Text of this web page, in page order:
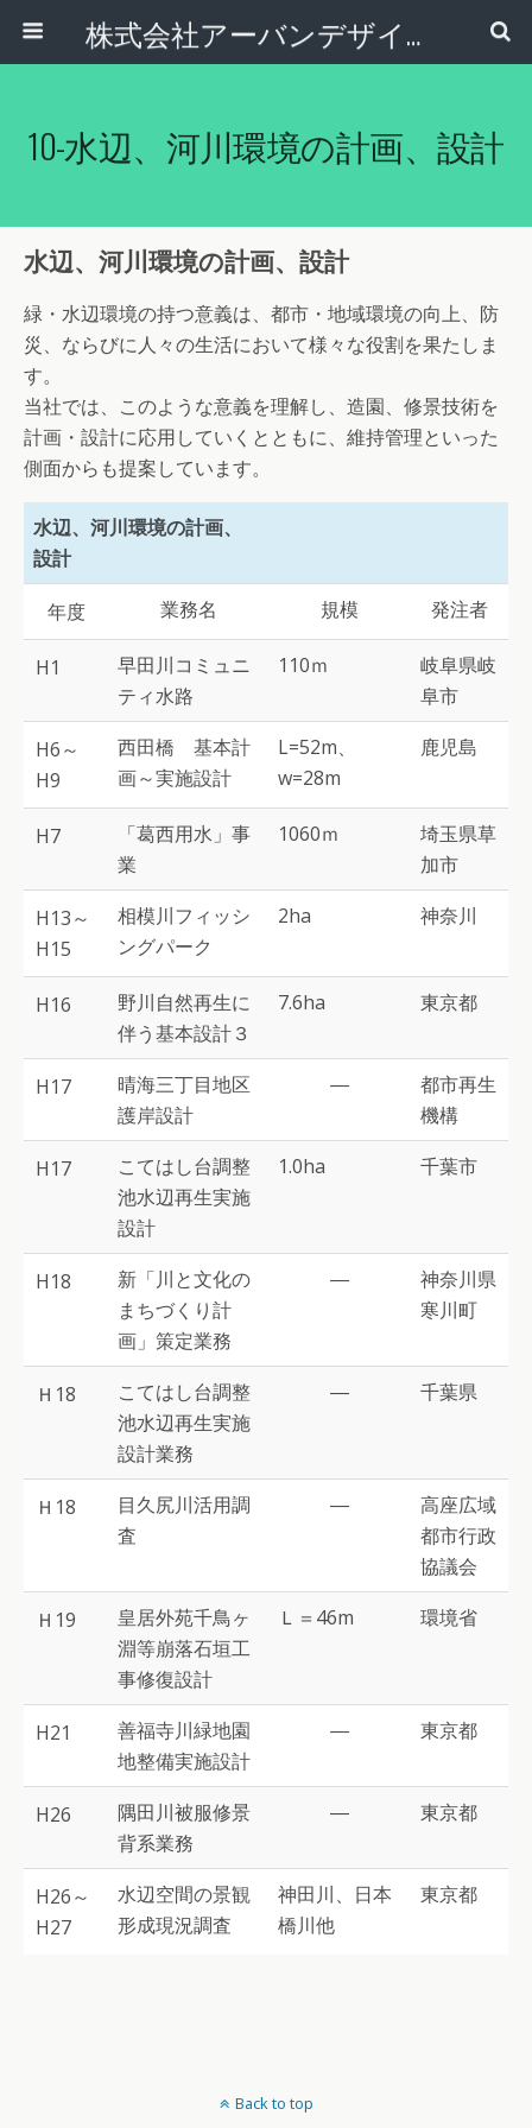
株式会社アーバンデザインコンサルタント
10-水辺、河川環境の計画、設計
水辺、河川環境の計画、設計
緑・水辺環境の持つ意義は、都市・地域環境の向上、防
災、ならびに人々の生活において様々な役割を果たしま
す。
当社では、このような意義を理解し、造園、修景技術を
計画・設計に応用していくとともに、維持管理といった
側面からも提案しています。
水辺、河川環境の計画、
設計
年度 業務名 規模 発注者
H1
早田川コミュニ
ティ水路
110ｍ
岐阜県岐
阜市
H6～
H9
西田橋 基本計
画～実施設計
L=52m、
w=28m
鹿児島
H7
「葛西用水」事
業
1060ｍ
埼玉県草
加市
H13～
H15
相模川フィッシ
ングパーク
2ha 神奈川
H16
野川自然再生に
伴う基本設計３
7.6ha 東京都
H17
晴海三丁目地区
護岸設計
―
都市再生
機構
H17
こてはし台調整
池水辺再生実施
設計
1.0ha 千葉市
H18
新「川と文化の
まちづくり計
画」策定業務
―
神奈川県
寒川町
Ｈ18
こてはし台調整
池水辺再生実施
設計業務
― 千葉県
Ｈ18
目久尻川活用調
査
―
高座広域
都市行政
協議会
Ｈ19
皇居外苑千鳥ヶ
淵等崩落石垣工
事修復設計
Ｌ＝46m 環境省
H21
善福寺川緑地園
地整備実施設計
― 東京都
H26
隅田川被服修景
背系業務
― 東京都
H26～
H27
水辺空間の景観
形成現況調査
神田川、日本
橋川他
東京都
Back to top